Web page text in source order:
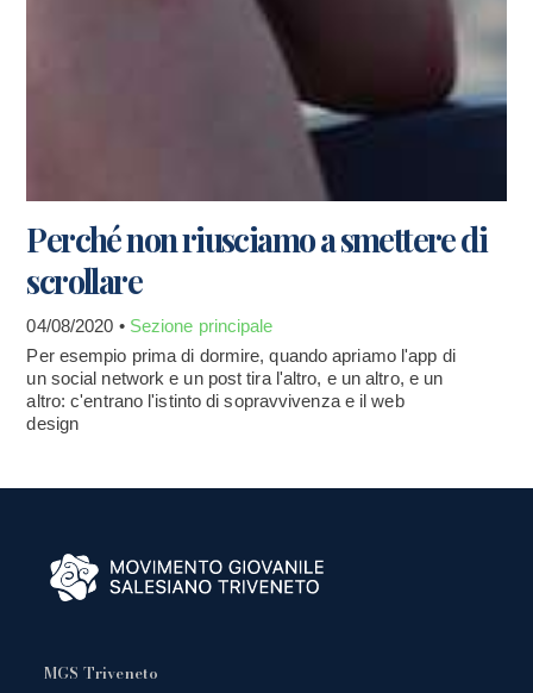
Perché non riusciamo a smettere di
scrollare
04/08/2020 • Sezione principale
Per esempio prima di dormire, quando apriamo l'app di
un social network e un post tira l'altro, e un altro, e un
altro: c'entrano l'istinto di sopravvivenza e il web
design
MGS Triveneto